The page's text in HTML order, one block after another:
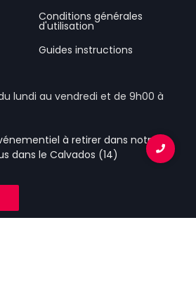
Conditions générales
d'utilisation
Guides instructions
lundi au vendredi et de 9h00 à
à retirer dans notre
dans le Calvados (14)